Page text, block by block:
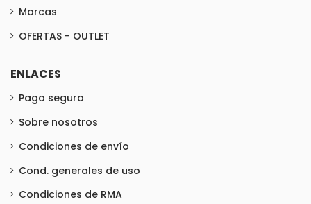
Marcas
OFERTAS - OUTLET
ENLACES
Pago seguro
Sobre nosotros
Condiciones de envío
Cond. generales de uso
Condiciones de RMA